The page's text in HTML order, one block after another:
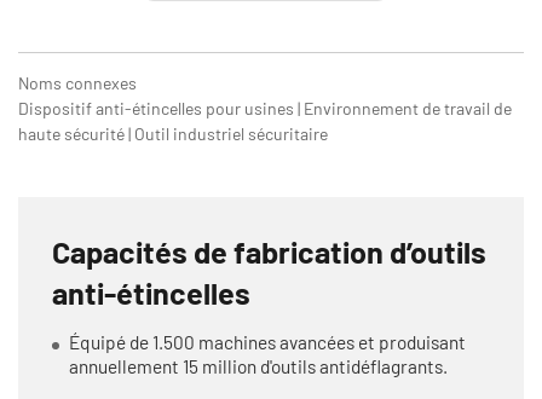
Noms connexes
Dispositif anti-étincelles pour usines | Environnement de travail de
haute sécurité | Outil industriel sécuritaire
Capacités de fabrication d’outils
anti-étincelles
Équipé de 1.500 machines avancées et produisant
annuellement 15 million d'outils antidéflagrants.